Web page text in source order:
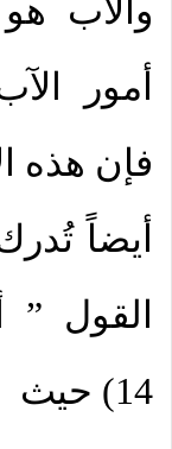
والآب
أمور
فإن هذه
أيضاً
14) حيث